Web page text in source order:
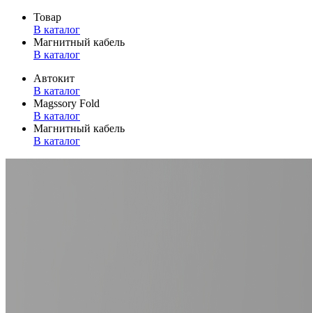
Товар
В каталог
Магнитный кабель
В каталог
Автокит
В каталог
Magssory Fold
В каталог
Магнитный кабель
В каталог